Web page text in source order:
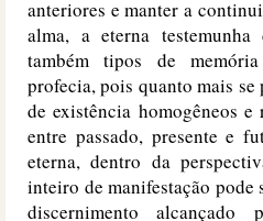
anteriores e manter a
alma, a eterna
também tipos de
profecia, pois quanto mais
de existência homogêneos
entre passado, presente e
eterna, dentro da
inteiro de manifestação
discernimento alcançado